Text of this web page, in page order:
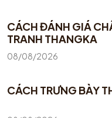
CÁCH ĐÁNH GIÁ
TRANH THANGKA
08/08/2026
CÁCH TRƯNG BÀY